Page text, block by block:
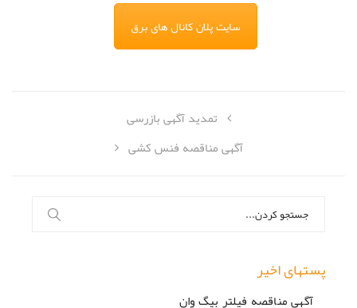
سایت پلان کانال های برق
تمدید آگهی بازرسی
آگهی مناقصه فنس کشی
برای:
پستهای اخیر
آگهی مناقصه فیلتر بیگ وان